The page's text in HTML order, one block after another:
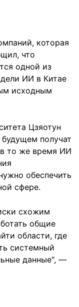
которая
что
одной из
ИИ в Китае
исходным
Цзяотун
получат
то же время ИИ
обеспечить
сфере.
схожим
общие
области, где
системный
данные", —